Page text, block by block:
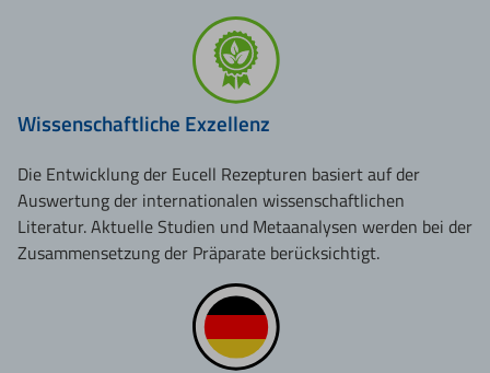
Wissenschaftliche Exzellenz
Die Entwicklung der Eucell Rezepturen basiert auf der
Auswertung der internationalen wissenschaftlichen
Literatur. Aktuelle Studien und Metaanalysen werden bei der
Zusammensetzung der Präparate berücksichtigt.